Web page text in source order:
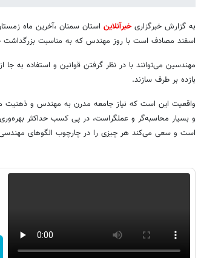
به گزارش خبرگزاریخبرآنلاین استان سمنان ،آخرین ماه
اسفند مصادف است با روز مهندس که به مناسبت
مهندسین می‌توانند با در نظر گرفتن قوانین و استفاده به جا
بازده بر طرف سازند.
واقعیت این است که نیاز جامعه مدرن به مهندس و ذهنیت
و بسیار محاسبه‌گر و عملگراست، در پی کسب حداکثر
است و سعی می‌کند هر چیزی را در چارچوب الگوهای مهندسی